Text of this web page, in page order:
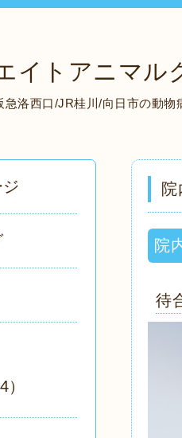
イトアニマル
急洛西口/JR桂川/向日市の動物
院
院
待
ジ